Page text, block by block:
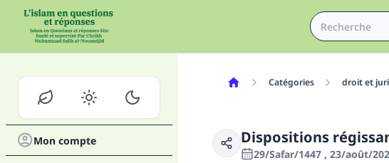
Mon compte
Catégories droit et
Dispositions
29/Safar/1447 , 23/août/